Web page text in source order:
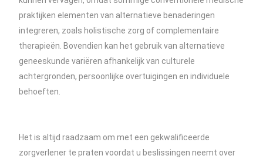
praktijken elementen van alternatieve benaderingen
integreren, zoals holistische zorg of complementaire
therapieën. Bovendien kan het gebruik van alternatieve
geneeskunde variëren afhankelijk van culturele
achtergronden, persoonlijke overtuigingen en individuele
behoeften.
Het is altijd raadzaam om met een gekwalificeerde
zorgverlener te praten voordat u beslissingen neemt over